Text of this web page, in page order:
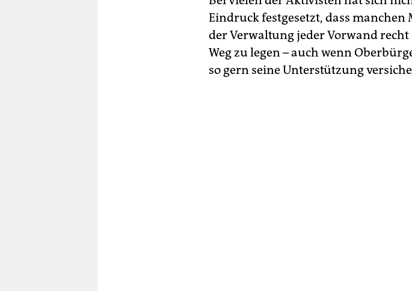
Eindruck festgesetzt, dass
der Verwaltung jeder Vorwand
Weg zu legen – auch wenn
so gern seine Unterstützung